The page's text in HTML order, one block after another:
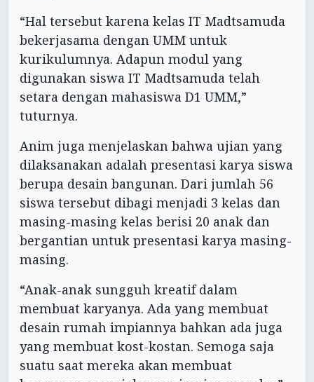
“Hal tersebut karena kelas IT Madtsamuda
bekerjasama dengan UMM untuk
kurikulumnya. Adapun modul yang
digunakan siswa IT Madtsamuda telah
setara dengan mahasiswa D1 UMM,”
tuturnya.
Anim juga menjelaskan bahwa ujian yang
dilaksanakan adalah presentasi karya siswa
berupa desain bangunan. Dari jumlah 56
siswa tersebut dibagi menjadi 3 kelas dan
masing-masing kelas berisi 20 anak dan
bergantian untuk presentasi karya masing-
masing.
“Anak-anak sungguh kreatif dalam
membuat karyanya. Ada yang membuat
desain rumah impiannya bahkan ada juga
yang membuat kost-kostan. Semoga saja
suatu saat mereka akan membuat